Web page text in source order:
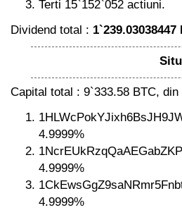
Terti 15`152`052 actiuni.
Dividend total : 1`239.03038447
Capital total : 9`333.58 BTC, din
4.9999%
4.9999%
4.9999%